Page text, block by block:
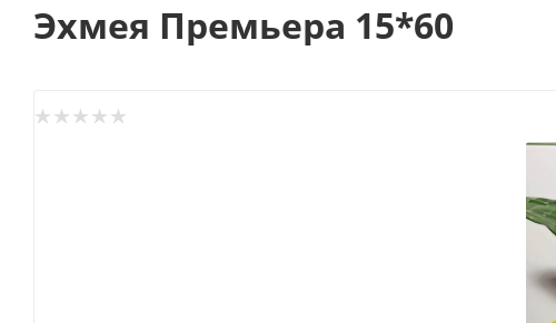
Эхмея Премьера 15*60